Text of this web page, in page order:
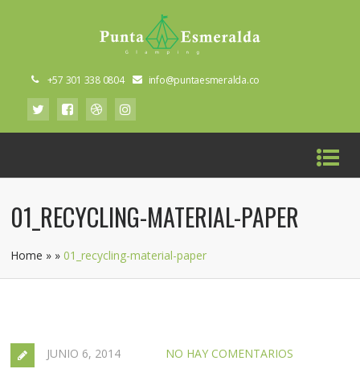
+57 301 338 0804 info@puntaesmeralda.co
01_RECYCLING-MATERIAL-PAPER
Home » »01_recycling-material-paper
JUNIO 6, 2014 NO HAY COMENTARIOS